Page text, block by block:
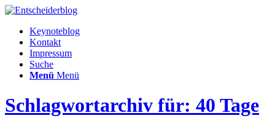
Keynoteblog
Kontakt
Impressum
Suche
Menü Menü
Schlagwortarchiv für: 40 Tage